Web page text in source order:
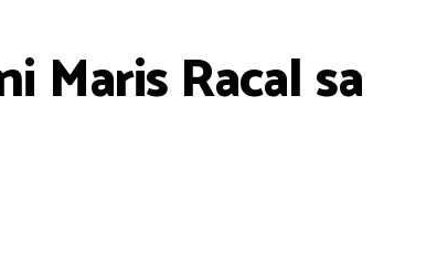
Maris Racal sa